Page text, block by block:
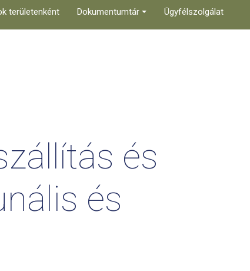
területenként Dokumentumtár Ügyfélszolgálat
és
és